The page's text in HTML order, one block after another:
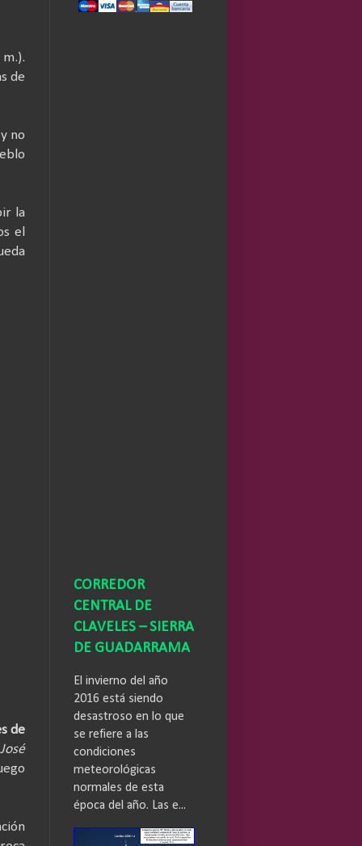
de
no
la
el
de
CORREDOR
CENTRAL DE
CLAVELES – SIERRA
DE GUADARRAMA
El invierno del año
2016 está siendo
desastroso en lo que
se refiere a las
condiciones
meteorológicas
normales de esta
época del año. Las e...